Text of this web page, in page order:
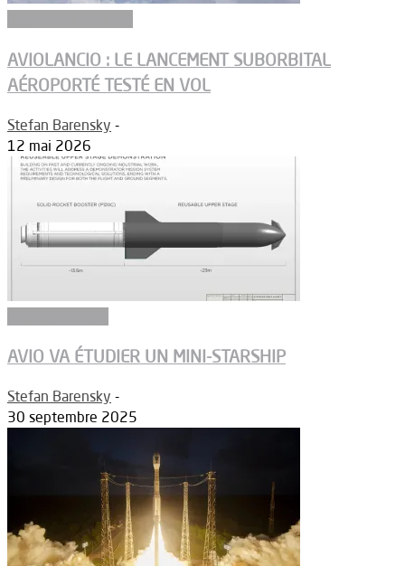
AVIOLANCIO : LE LANCEMENT SUBORBITAL
AÉROPORTÉ TESTÉ EN VOL
Stefan Barensky -
12 mai 2026
AVIO VA ÉTUDIER UN MINI-STARSHIP
Stefan Barensky -
30 septembre 2025